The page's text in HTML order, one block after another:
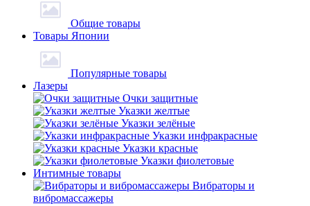
Общие товары
Товары Японии
Популярные товары
Лазеры
Очки защитные
Указки желтые
Указки зелёные
Указки инфракрасные
Указки красные
Указки фиолетовые
Интимные товары
Вибраторы и
вибромассажеры